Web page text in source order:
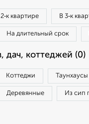
2‑к квартире В 3‑к
На длительный срок
дач, коттеджей (0)
Коттеджи Таунхаусы
Деревянные Из сип